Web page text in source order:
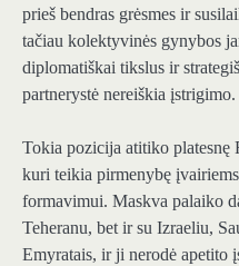
prieš bendras grėsmes ir
tačiau kolektyvinės gynybos
diplomatiškai tikslus ir
partnerystė nereiškia įstrigimo.
Tokia pozicija atitiko platesnę
kuri teikia pirmenybę
formavimui. Maskva palaiko
Teheranu, bet ir su Izraeliu,
Emyratais, ir ji nerodė apetito